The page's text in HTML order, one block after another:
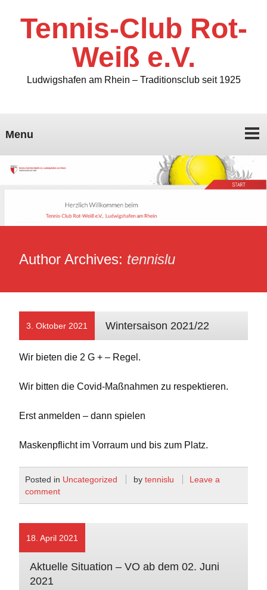
Tennis-Club Rot-
Weiß e.V.
Ludwigshafen am Rhein – Traditionsclub seit 1925
Menu
Author Archives: tennislu
3. Oktober 2021 Wintersaison 2021/22
Wir bieten die 2 G + – Regel.
Wir bitten die Covid-Maßnahmen zu respektieren.
Erst anmelden – dann spielen
Maskenpflicht im Vorraum und bis zum Platz.
Posted in Uncategorized by tennislu
Leave a
comment
18. April 2021
Aktuelle Situation – VO ab dem 02. Juni
2021